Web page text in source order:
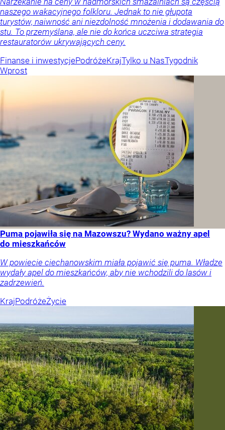
naszego wakacyjnego folkloru. Jednak to nie głupota
turystów, naiwność ani niezdolność mnożenia i dodawania do
stu. To przemyślana, ale nie do końca uczciwa strategia
restauratorów ukrywających ceny.
Finanse i inwestycjePodróżeKrajTylko u NasTygodnik
Wprost
Puma pojawiła się na Mazowszu? Wydano ważny apel
do mieszkańców
W powiecie ciechanowskim miała pojawić się puma. Władze
wydały apel do mieszkańców, aby nie wchodzili do lasów i
zadrzewień.
KrajPodróżeŻycie